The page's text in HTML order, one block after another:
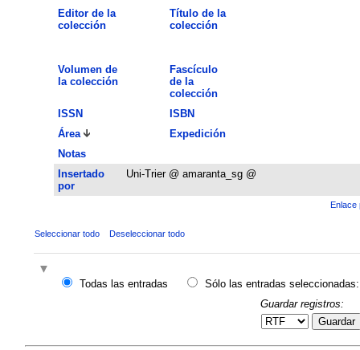
Editor de la
colección
Título de la
colección
Volumen de
la colección
Fascículo
de la
colección
ISSN
ISBN
Área
Expedición
Notas
Insertado
por
Uni-Trier @ amaranta_sg @
Enlace
Seleccionar todo Deseleccionar todo
Todas las entradas
Sólo las entradas seleccionadas:
Guardar registros:
Guardar